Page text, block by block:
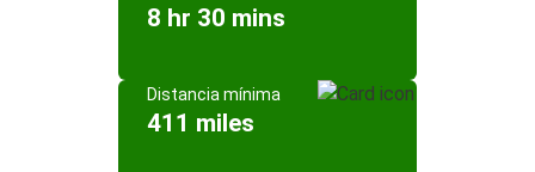
8 hr 30 mins
Distancia mínima
411 miles